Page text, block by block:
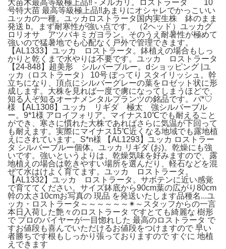
大苗木最高等級極上品‼️ - メルカリ。ロストラータ 10
号特大苗 最高等級極上品‼️あまりにオシャレでかっこいい
ユッカの一種。ユッカロストラータ国内実生株 鉢のまま
発送 b。まず耐寒性が強い点です。（2ヘッド）ユッカグ
ロリオサ アツバキミガヨラン。そのうえ耐暑性が極めて
強いので猛暑地でも心配なく戸外で管理できます。
【AL1333】ユッカ ロストラータ。鉢植えの場合もしっ
かりと乾くまで水やりは不要です。ユッカ ロストラータ
【24-848】超美形 シルバーブルー。dショッピング |ユ
ッカ（ロストラータ） 10号 ぽってり スタイリッシュ。幹
立ちになり、頂点にシルバーグレーの葉をロゼット状に形
成します。大株を見れば一度で虜になってしまうほどで、
知る人ぞ知るオーナメンタルプランツの銘品です。パ*♡
様 【AL1308】ユッカ リギダ 極太 強シルバーブル
ー。9*1様 アロイフォリア。マイナス10℃でも耐えること
ができ、寒さに慣れた大株であればさらに気温が下回って
も耐えます。実際にマイナス15℃近くなる地域でも露地植
えにされています。S*n様 【AL1293】ユッカ ロストラー
タ シルバーブルー個体。ユッカ リギダ (お)。乾燥にも強
いです。強いというよりは、乾燥気味を好みますので、露
地植えの場合は乾きやすい場所を選んだり、軽石などを混
ぜて水はけよく育てます。ユッカ ロストラータ。
【AL1332】ユッカ ロストラータ。サボテンに近い感覚
で育ててください。サイズ鉢底から90cm葉の広がり80cm
幹の太さ10cmお写真の 現品 を発送いたします品種名...ユ
ッカ・ロストラータ～～～～～～✴～スタッフからの一言
本日入荷した艶々のロストラータ ですとても綺麗な 樹形
で プロのバイヤーが一目惚れした 最高のロストラータ で
すお値段も喜んでいただけるお値段をつけますので 早い
者勝ちです根もしっかり張っておりますので すぐに 地植
えできます